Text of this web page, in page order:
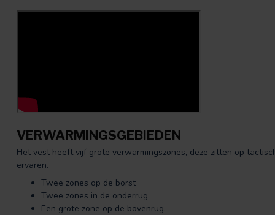
VERWARMINGSGEBIEDEN
Het vest heeft vijf grote verwarmingszones, deze zitten op
ervaren.
Twee zones op de borst
Twee zones in de onderrug
Een grote zone op de bovenrug.